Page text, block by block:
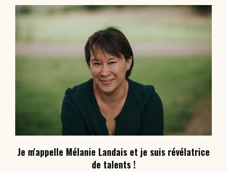
Je m'appelle Mélanie Landais et je suis révélatrice
de talents !